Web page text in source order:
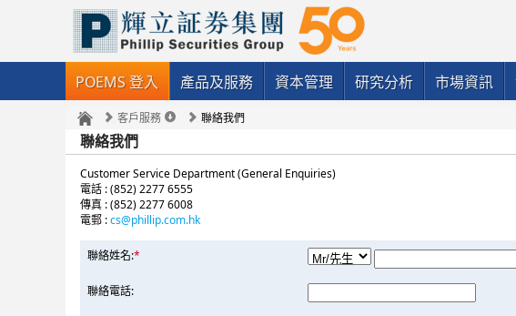
POEMS 登入 產品及服務 資本管理 研究分析 市場資訊
客戶服務 聯絡我們
聯絡我們
Customer Service Department (General Enquiries)
電話 : (852) 2277 6555
傳真 : (852) 2277 6008
電郵 :cs@phillip.com.hk
聯絡姓名:*
聯絡電話: